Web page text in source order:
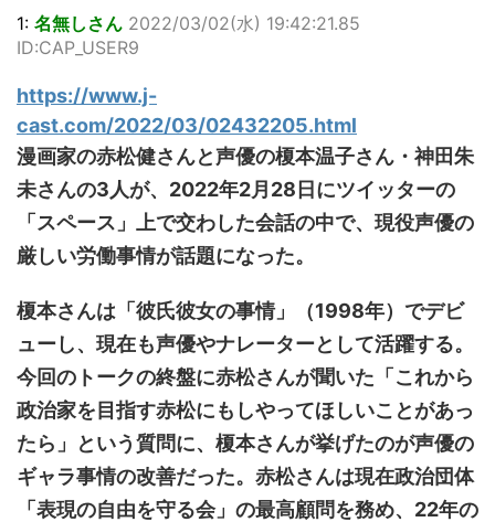
Powered by livedoor 相互
り、大人っぽい表
情を見せる姿で
す。 あらわになっ
った腹筋など、美
しいボディがとて
もセクシーです
ね。 2枚目はモノ
クロショット ...
クシーニット姿の
カットから、笑顔
ー姿のカットなど
盛りだくさんの内
容となっている。
http://www.rbbto
da ...
も再登場した。
紹介され、水着姿
を披露した。 ...
1: 名無しさん 2022/03/02(水) 19:42:21.85
ID:CAP_USER9
https://www.j-
cast.com/2022/03/02432205.html
漫画家の赤松健さんと声優の榎本温子さん・神田朱
未さんの3人が、2022年2月28日にツイッターの
「スペース」上で交わした会話の中で、現役声優の
厳しい労働事情が話題になった。
榎本さんは「彼氏彼女の事情」（1998年）でデビ
ューし、現在も声優やナレーターとして活躍する。
今回のトークの終盤に赤松さんが聞いた「これから
政治家を目指す赤松にもしやってほしいことがあっ
たら」という質問に、榎本さんが挙げたのが声優の
ギャラ事情の改善だった。赤松さんは現在政治団体
「表現の自由を守る会」の最高顧問を務め、22年の